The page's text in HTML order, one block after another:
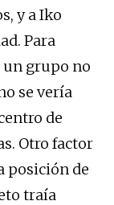
y a Iko
Para
un grupo no
se vería
de
Otro factor
posición de
traía